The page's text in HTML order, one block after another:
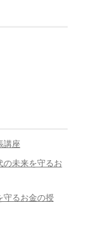
講座
未来を守るお
るお金の授